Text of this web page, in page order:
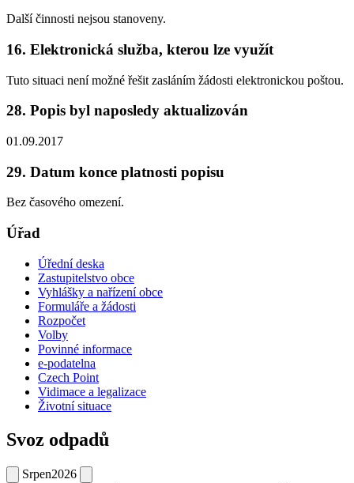
Další činnosti nejsou stanoveny.
16. Elektronická služba, kterou lze využít
Tuto situaci není možné řešit zasláním žádosti elektronickou poštou.
28. Popis byl naposledy aktualizován
01.09.2017
29. Datum konce platnosti popisu
Bez časového omezení.
Úřad
Úřední deska
Zastupitelstvo obce
Vyhlášky a nařízení obce
Formuláře a žádosti
Rozpočet
Volby
Povinné informace
e-podatelna
Czech Point
Vidimace a legalizace
Životní situace
Svoz odpadů
Srpen2026